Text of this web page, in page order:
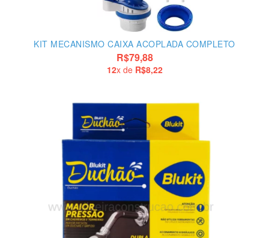
KIT MECANISMO CAIXA ACOPLADA COMPLETO
R$79,88
12x de R$8,22